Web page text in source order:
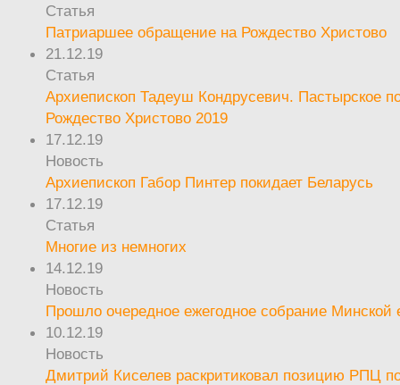
Статья
Патриаршее обращение на Рождество Христово
21.12.19
Статья
Архиепископ Тадеуш Кондрусевич. Пастырское
Рождество Христово 2019
17.12.19
Новость
Архиепископ Габор Пинтер покидает Беларусь
17.12.19
Статья
Многие из немногих
14.12.19
Новость
Прошло очередное ежегодное собрание
10.12.19
Новость
Дмитрий Киселев раскритиковал позицию РПЦ